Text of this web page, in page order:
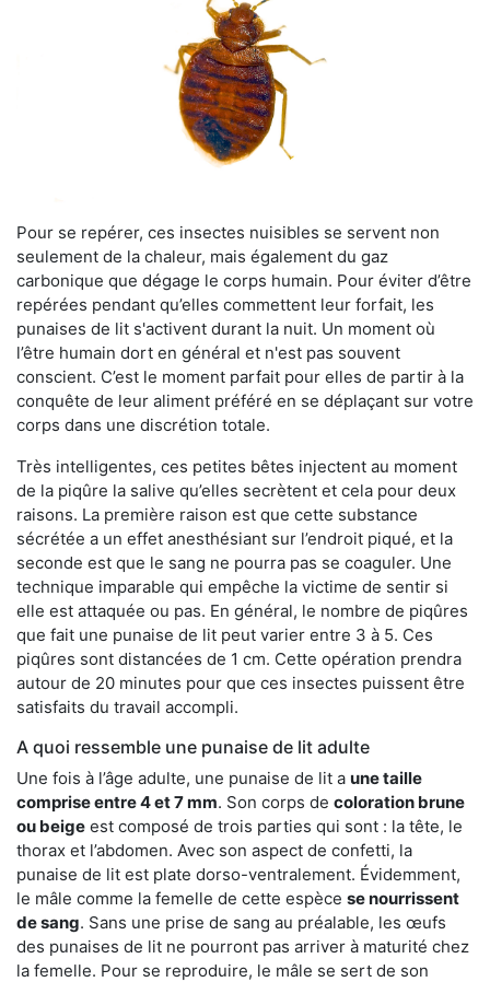
Pour se repérer, ces insectes nuisibles se servent non
seulement de la chaleur, mais également du gaz
carbonique que dégage le corps humain. Pour éviter d’être
repérées pendant qu’elles commettent leur forfait, les
punaises de lit s'activent durant la nuit. Un moment où
l’être humain dort en général et n'est pas souvent
conscient. C’est le moment parfait pour elles de partir à la
conquête de leur aliment préféré en se déplaçant sur votre
corps dans une discrétion totale.
Très intelligentes, ces petites bêtes injectent au moment
de la piqûre la salive qu’elles secrètent et cela pour deux
raisons. La première raison est que cette substance
sécrétée a un effet anesthésiant sur l’endroit piqué, et la
seconde est que le sang ne pourra pas se coaguler. Une
technique imparable qui empêche la victime de sentir si
elle est attaquée ou pas. En général, le nombre de piqûres
que fait une punaise de lit peut varier entre 3 à 5. Ces
piqûres sont distancées de 1 cm. Cette opération prendra
autour de 20 minutes pour que ces insectes puissent être
satisfaits du travail accompli.
A quoi ressemble une punaise de lit adulte
Une fois à l’âge adulte, une punaise de lit a une taille
comprise entre 4 et 7 mm. Son corps de coloration brune
ou beige est composé de trois parties qui sont : la tête, le
thorax et l’abdomen. Avec son aspect de confetti, la
punaise de lit est plate dorso-ventralement. Évidemment,
le mâle comme la femelle de cette espèce se nourrissent
de sang. Sans une prise de sang au préalable, les œufs
des punaises de lit ne pourront pas arriver à maturité chez
la femelle. Pour se reproduire, le mâle se sert de son